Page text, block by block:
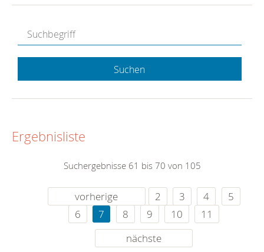
Suchen
Ergebnisliste
Suchergebnisse 61 bis 70 von 105
vorherige 2 3 4
5
6
7 8 9 10
11
nächste